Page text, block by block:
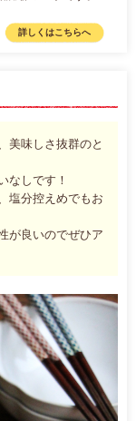
詳しくはこちらへ
美味しさ抜群のと
なしです！
塩分控えめでもお
が良いのでぜひア